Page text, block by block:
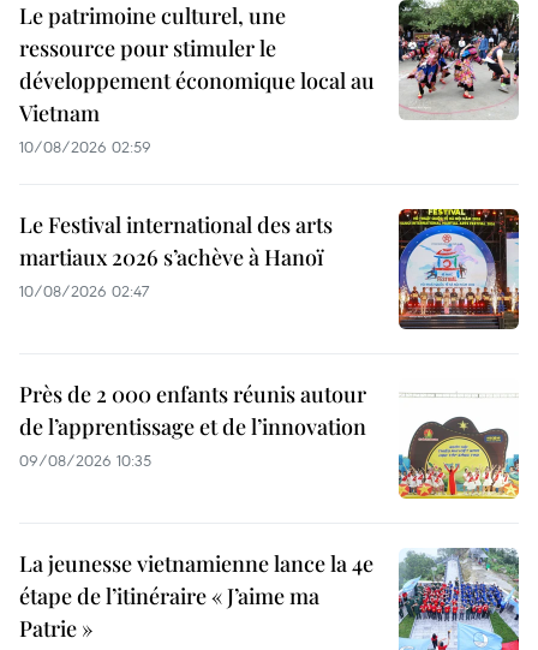
Le patrimoine culturel, une
ressource pour stimuler le
développement économique local au
Vietnam
10/08/2026 02:59
Le Festival international des arts
martiaux 2026 s’achève à Hanoï
10/08/2026 02:47
Près de 2 000 enfants réunis autour
de l’apprentissage et de l’innovation
09/08/2026 10:35
La jeunesse vietnamienne lance la 4e
étape de l’itinéraire « J’aime ma
Patrie »